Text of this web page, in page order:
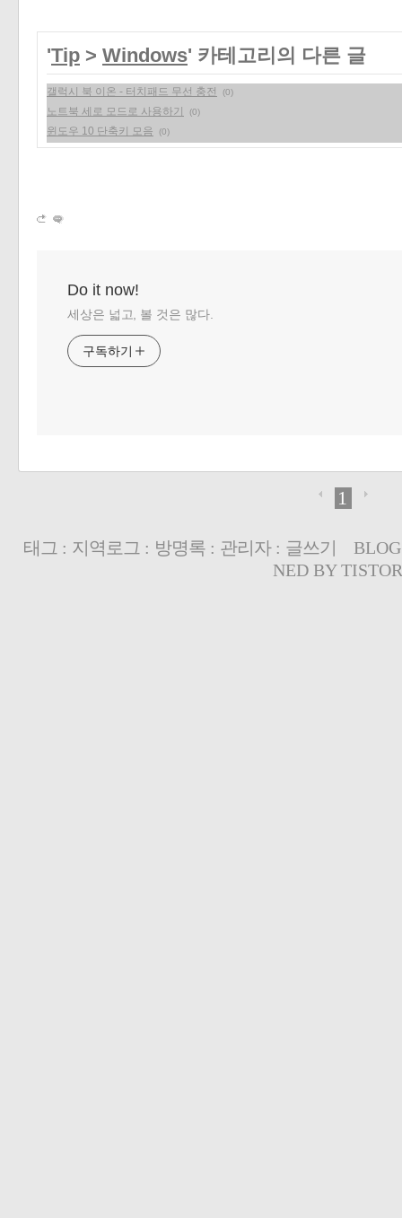
'Tip > Windows' 카테고리의 다른 글
갤럭시 북 이온 - 터치패드 무선 충전 (0)
노트북 세로 모드로 사용하기 (0)
윈도우 10 단축키 모음 (0)
Do it now!
세상은 넓고, 볼 것은 많다.
구독하기
1
태그 : 지역로그 : 방명록: 관리자: 글쓰기
NED BY